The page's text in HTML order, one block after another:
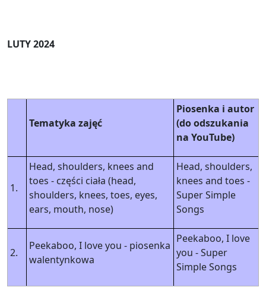
LUTY 2024
Tematyka zajęć
Piosenka i autor
(do odszukania
na YouTube)
1.
Head, shoulders, knees and
toes - części ciała (head,
shoulders, knees, toes, eyes,
ears, mouth, nose)
Head, shoulders,
knees and toes -
Super Simple
Songs
2.
Peekaboo, I love you - piosenka
walentynkowa
Peekaboo, I love
you - Super
Simple Songs